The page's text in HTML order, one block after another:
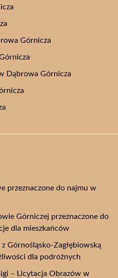
Górnicza
Dąbrowa Górnicza
przeznaczone do najmu w
Górniczej przeznaczone do
dla mieszkańców
Górnośląsko-Zagłębiowską
dla podróżnych
– Licytacja Obrazów w